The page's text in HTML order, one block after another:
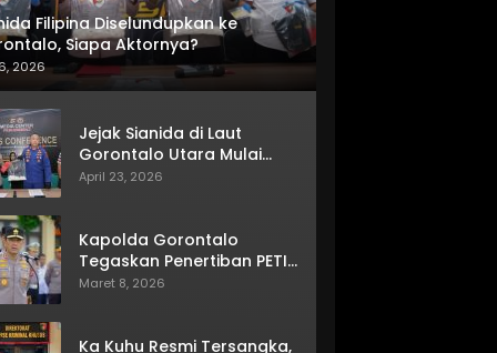
Filipina Diselundupkan ke
Siapa Aktornya?
2026
Jejak Sianida di Laut
Gorontalo Utara Mulai
Terkuak
April 23, 2026
Kapolda Gorontalo
Tegaskan Penertiban PETI
Terus Berjalan
Maret 8, 2026
Ka Kuhu Resmi Tersangka,